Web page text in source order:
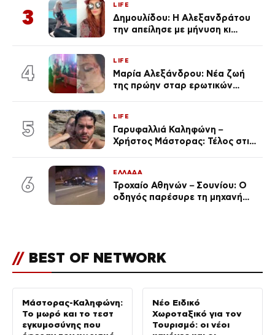
3
LIFE
Δημουλίδου: Η Αλεξανδράτου
την απείλησε με μήνυση κι
ποια είσαι σοκαρίστικα»
4
LIFE
Μαρία Αλεξάνδρου: Νέα ζωή
της πρώην σταρ ερωτικών
(Φωτογραφίες)
5
LIFE
Γαρυφαλλιά Καληφώνη –
Χρήστος Μάστορας: Τέλος στις
6
ΕΛΛΑΔΑ
Τροχαίο Αθηνών – Σουνίου: Ο
οδηγός παρέσυρε τη μηχανή
// BEST OF NETWORK
Νέο Ειδικό
Χωροταξικό για τον
Τουρισμό: οι νέοι